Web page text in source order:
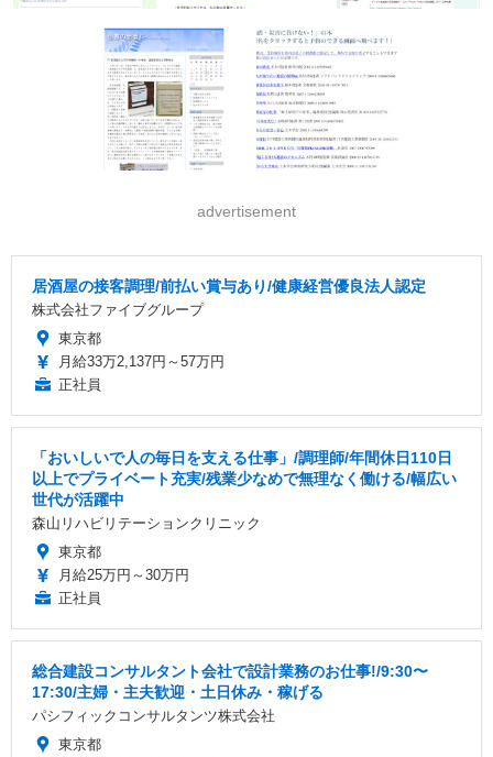
advertisement
居酒屋の接客調理/前払い賞与あり/健康経営優良法人認定
株式会社ファイブグループ
東京都
月給33万2,137円～57万円
正社員
「おいしいで人の毎日を支える仕事」/調理師/年間休日110日
以上でプライベート充実/残業少なめで無理なく働ける/幅広い
世代が活躍中
森山リハビリテーションクリニック
東京都
月給25万円～30万円
正社員
総合建設コンサルタント会社で設計業務のお仕事!/9:30〜
17:30/主婦・主夫歓迎・土日休み・稼げる
パシフィックコンサルタンツ株式会社
東京都